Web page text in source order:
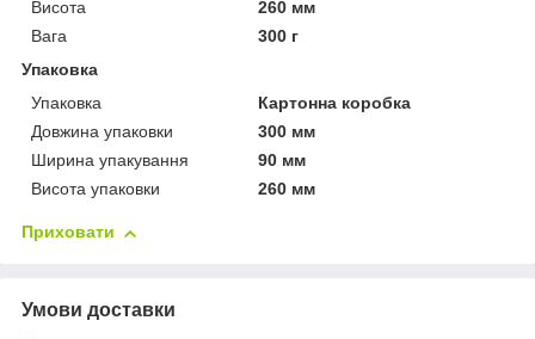
Висота
260 мм
Вага
300 г
Упаковка
Упаковка
Картонна коробка
Довжина упаковки
300 мм
Ширина упакування
90 мм
Висота упаковки
260 мм
Приховати
Умови доставки